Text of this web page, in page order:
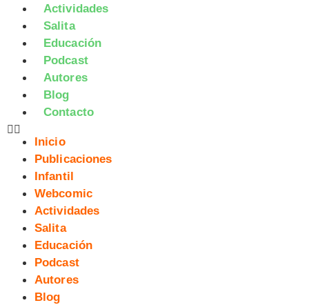
Actividades
Salita
Educación
Podcast
Autores
Blog
Contacto
Inicio
Publicaciones
Infantil
Webcomic
Actividades
Salita
Educación
Podcast
Autores
Blog